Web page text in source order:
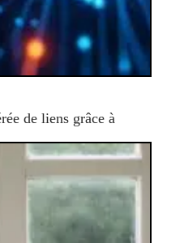
de liens grâce à